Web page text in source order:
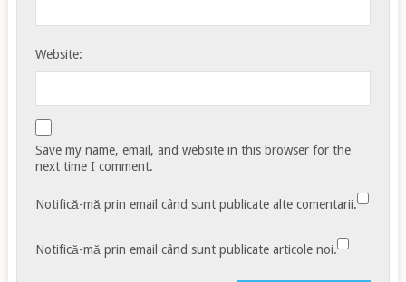
Website:
Save my name, email, and website in this browser for the
next time I comment.
Notifică-mă prin email când sunt publicate alte comentarii.
Notifică-mă prin email când sunt publicate articole noi.